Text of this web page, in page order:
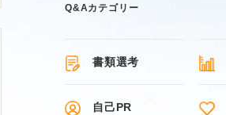
Q&Aカテゴリー
書類選考
自己PR